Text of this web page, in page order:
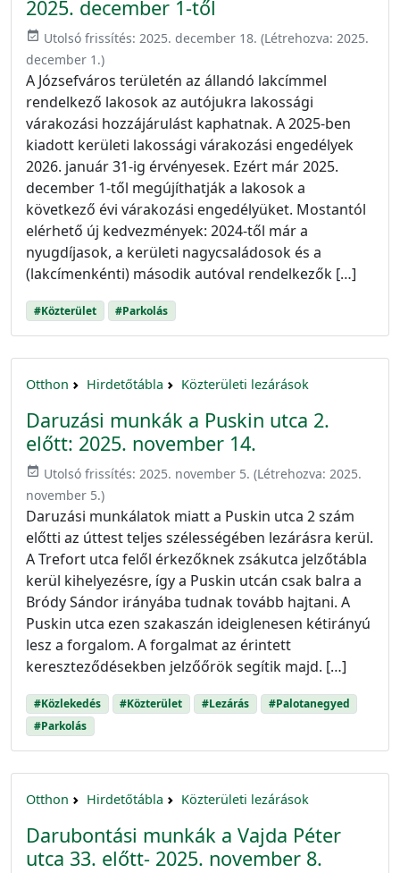
2025. december 1-től
event_available Utolsó frissítés: 2025. december 18. (Létrehozva: 2025.
december 1.)
A Józsefváros területén az állandó lakcímmel
rendelkező lakosok az autójukra lakossági
várakozási hozzájárulást kaphatnak. A 2025-ben
kiadott kerületi lakossági várakozási engedélyek
2026. január 31-ig érvényesek. Ezért már 2025.
december 1-től megújíthatják a lakosok a
következő évi várakozási engedélyüket. Mostantól
elérhető új kedvezmények: 2024-től már a
nyugdíjasok, a kerületi nagycsaládosok és a
(lakcímenkénti) második autóval rendelkezők […]
#Közterület #Parkolás
Otthon Hirdetőtábla Közterületi lezárások
Daruzási munkák a Puskin utca 2.
előtt: 2025. november 14.
event_available Utolsó frissítés: 2025. november 5. (Létrehozva: 2025.
november 5.)
Daruzási munkálatok miatt a Puskin utca 2 szám
előtti az úttest teljes szélességében lezárásra kerül.
A Trefort utca felől érkezőknek zsákutca jelzőtábla
kerül kihelyezésre, így a Puskin utcán csak balra a
Bródy Sándor irányába tudnak tovább hajtani. A
Puskin utca ezen szakaszán ideiglenesen kétirányú
lesz a forgalom. A forgalmat az érintett
kereszteződésekben jelzőőrök segítik majd. […]
#Közlekedés #Közterület #Lezárás
#Palotanegyed
#Parkolás
Otthon Hirdetőtábla Közterületi lezárások
Darubontási munkák a Vajda Péter
utca 33. előtt- 2025. november 8.